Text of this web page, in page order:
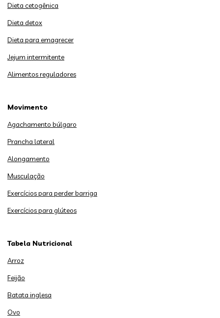
Dieta cetogênica
Dieta detox
Dieta para emagrecer
Jejum intermitente
Alimentos reguladores
Movimento
Agachamento búlgaro
Prancha lateral
Alongamento
Musculação
Exercícios para perder barriga
Exercícios para glúteos
Tabela Nutricional
Arroz
Feijão
Batata inglesa
Ovo